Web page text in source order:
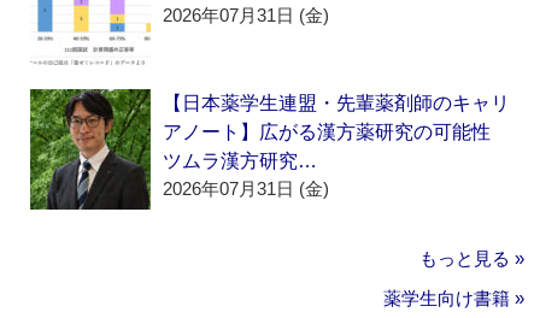
2026年07月31日 (金)
【日本薬学生連盟・先輩薬剤師のキャリ
アノート】広がる漢方薬研究の可能性
ツムラ漢方研究…
2026年07月31日 (金)
もっと見る »
薬学生向け書籍 »